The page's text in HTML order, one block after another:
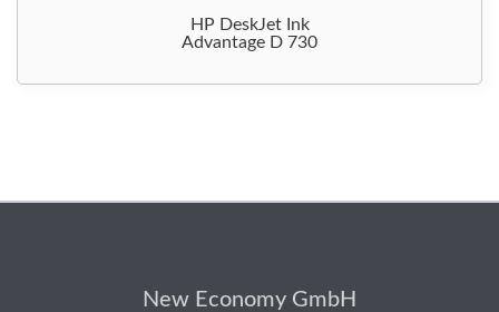
HP DeskJet Ink
Advantage D 730
New Economy GmbH